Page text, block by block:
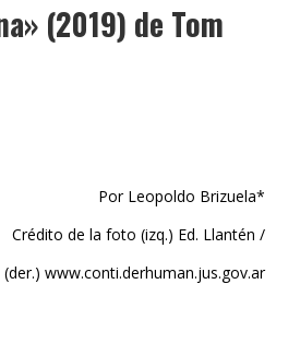
(2019) de Tom
Por Leopoldo Brizuela*
Crédito de la foto (izq.) Ed. Llantén /
(der.) www.conti.derhuman.jus.gov.ar